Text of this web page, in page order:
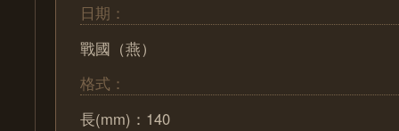
日期：
戰國（燕）
格式：
長(mm)：140